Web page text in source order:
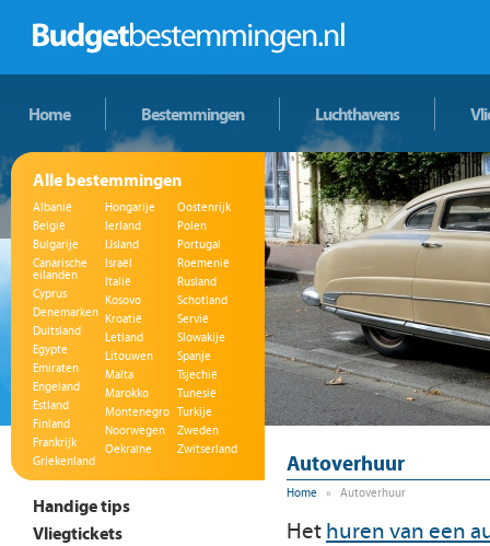
Home Bestemmingen Luchthavens
Alle bestemmingen
Albanië
België
Bulgarije
Canarische
eilanden
Cyprus
Denemarken
Duitsland
Egypte
Emiraten
Engeland
Estland
Finland
Frankrijk
Griekenland
Hongarije
Ierland
IJsland
Israël
Italië
Kosovo
Kroatië
Letland
Litouwen
Malta
Marokko
Montenegro
Noorwegen
Oekraïne
Oostenrijk
Polen
Portugal
Roemenië
Rusland
Schotland
Servië
Slowakije
Spanje
Tsjechië
Tunesië
Turkije
Zweden
Zwitserland
Handige tips
Vliegtickets
Autoverhuur
Home » Autoverhuur
Hethuren van een